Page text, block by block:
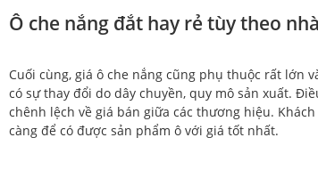
Ô che nắng đắt hay rẻ tùy theo
Cuối cùng, giá ô che nắng cũng phụ thuộc rất lớn
có sự thay đổi do dây chuyền, quy mô sản xuất.
chênh lệch về giá bán giữa các thương hiệu.
càng để có được sản phẩm ô với giá tốt nhất.